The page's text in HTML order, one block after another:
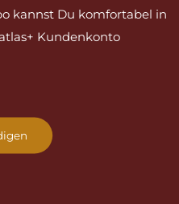
kannst Du komfortabel in
Kundenkonto